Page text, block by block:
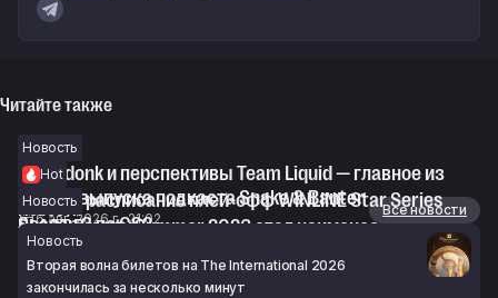
Читайте также
Новость
Спад donk и перспективы Team Liquid — главное из
нового выпуска подкаста Snake & Banter
6 авг. 2026 г., 21:02
Hot
Сетка и расписание плей-офф WINLINE Star Series
Season 3 по CS2
6 авг. 2026 г., 20:05
Новость
BLAST Bounty Summer 2026 стал наименее
популярным турниром от BLAST в этом году
6 авг. 2026 г., 19:43
Новости
Все новости
Новость
Вторая волна билетов на The International 2026
закончилась за несколько минут